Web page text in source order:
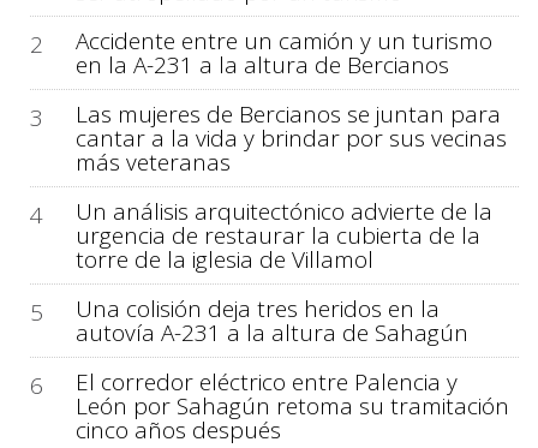
2
Accidente entre un camión y un turismo
en la A-231 a la altura de Bercianos
3
Las mujeres de Bercianos se juntan para
cantar a la vida y brindar por sus vecinas
más veteranas
4
Un análisis arquitectónico advierte de la
urgencia de restaurar la cubierta de la
torre de la iglesia de Villamol
5
Una colisión deja tres heridos en la
autovía A-231 a la altura de Sahagún
6
El corredor eléctrico entre Palencia y
León por Sahagún retoma su tramitación
cinco años después